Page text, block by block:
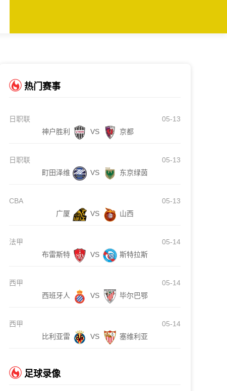
热门赛事
日职联
05-13
神户胜利
VS 京都
日职联
05-13
町田泽维
VS 东京绿茵
CBA
05-13
广厦
VS 山西
法甲
05-14
布雷斯特
VS 斯特拉斯
西甲
05-14
西班牙人
VS 毕尔巴鄂
西甲
05-14
比利亚雷
VS 塞维利亚
足球录像